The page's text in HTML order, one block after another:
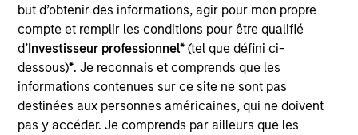
but d’obtenir des informations, agir pour mon propre
compte et remplir les conditions pour être qualifié
d’Investisseur professionnel*(tel que défini ci-
dessous)*. Je reconnais et comprends que les
informations contenues sur ce site ne sont pas
destinées aux personnes américaines, qui ne doivent
pas y accéder. Je comprends par ailleurs que les
Overview
ThePassport Overseas Equity Strategyseeks long-term
capital appreciation. The investment team relies on a
proprietary, top-down framework to quantitatively and
qualitatively rank developed and emerging countries,
where allocation decisions are based on a country's